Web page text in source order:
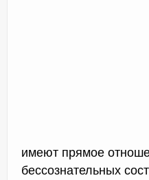
имеют прямое
бессознательных